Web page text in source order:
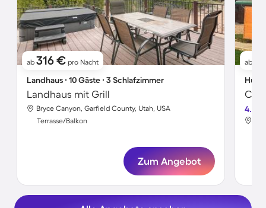
ab 316 € pro Nacht
Landhaus ∙ 10 Gäste ∙ 3 Schlafzimmer
Landhaus mit Grill
Bryce Canyon, Garfield County, Utah, USA
Terrasse/Balkon
Zum Angebot
ab
Hütte
4.4